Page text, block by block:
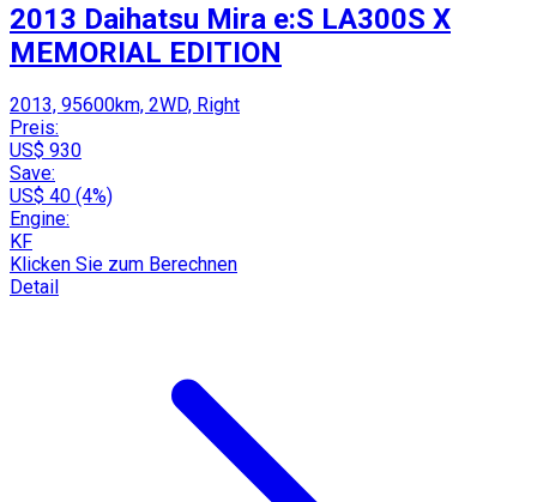
2013 Daihatsu Mira e:S LA300S X
MEMORIAL EDITION
2013, 95600km, 2WD, Right
Preis:
US$ 930
Save:
US$ 40 (4%)
Engine:
KF
Klicken Sie zum Berechnen
Detail